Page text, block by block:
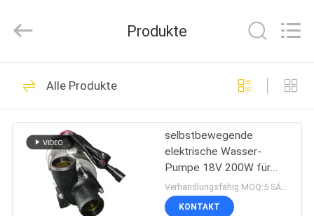
STARTSEITE
PRODUKTE
VIDEOS
Motor
Technology
Rights
BLDC-Fahrer Board
191
Produkte
Alle Produkte
selbstbewegende
elektrische Wasser-
Pumpe 18V 200W für
das elektrische
Packwagen-Abkühlen
Verhandlungsfähig MOQ:5 SÄTZE
KONTAKT